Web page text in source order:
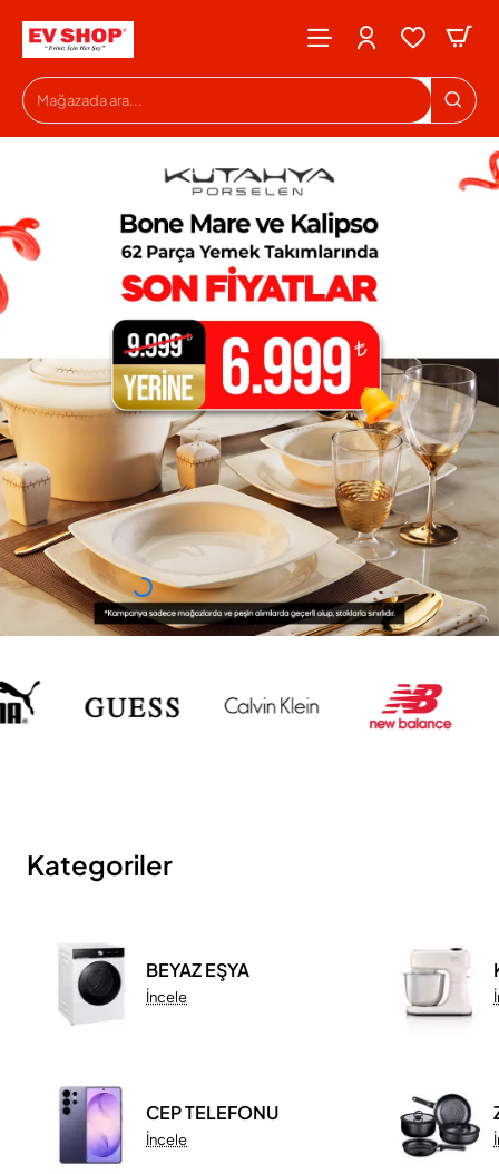
Evshop
Mağazada
ara...
Kategoriler
BEYAZ EŞYA
İncele
CEP TELEFONU
İncele